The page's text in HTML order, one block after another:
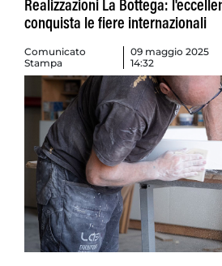
Realizzazioni La Bottega:
conquista le fiere internazionali
Comunicato
Stampa
09 maggio 2025
14:32